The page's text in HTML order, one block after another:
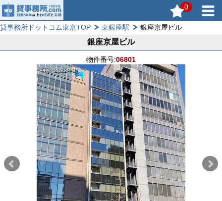
0
貸事務所ドットコム東京TOP 東銀座駅 銀座京屋ビル
銀座京屋ビル
物件番号:06801